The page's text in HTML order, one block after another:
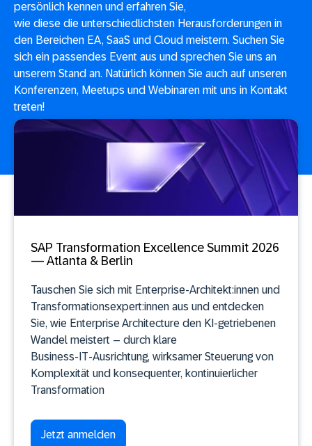
persönlich kennen und erfahren Sie,
wie diese die unterschiedlichsten Herausforderungen in
den Bereichen EA, SaaS und Cloud meistern. Suchen Sie
sich ein passendes Event aus und sprechen Sie uns an
unserem Stand an. Natürlich können Sie auch auf unseren
Konferenzen, Meetups und Webinaren mit uns in Kontakt
treten!
SAP Transformation Excellence Summit 2026
— Atlanta & Berlin
Tauschen Sie sich mit Enterprise‑Architekt:innen und
Transformationsexpert:innen aus und entdecken
Sie, wie Enterprise Architecture den KI‑getriebenen
Wandel meistert – durch klare
Business‑IT‑Ausrichtung, wirksamer Steuerung von
Komplexität und konsequenter, kontinuierlicher
Transformation
Jetzt anmelden